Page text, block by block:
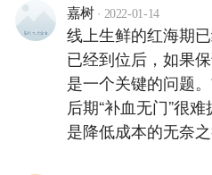
嘉树 · 2022-01-14
线上生鲜的红海期
已经到位后，如果
是一个关键的问题
后期“补血无门”很
是降低成本的无奈之